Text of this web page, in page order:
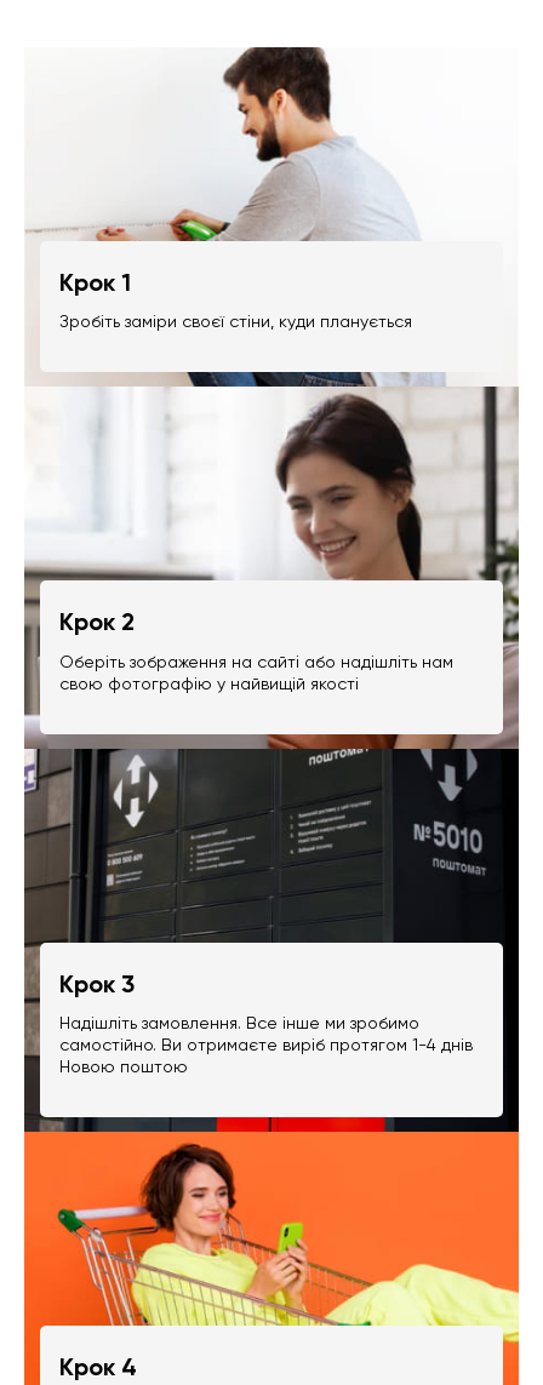
Крок 1
Зробіть заміри своєї стіни, куди планується
Крок 2
Оберіть зображення на сайті або надішліть нам
свою фотографію у найвищій якості
Крок 3
Надішліть замовлення. Все інше ми зробимо
самостійно. Ви отримаєте виріб протягом 1-4 днів
Новою поштою
Крок 4